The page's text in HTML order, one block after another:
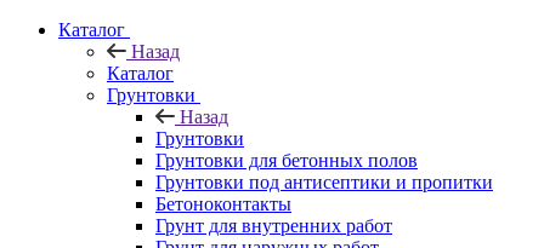
Каталог
Назад
Каталог
Грунтовки
Назад
Грунтовки
Грунтовки для бетонных полов
Грунтовки под антисептики и пропитки
Бетоноконтакты
Грунт для внутренних работ